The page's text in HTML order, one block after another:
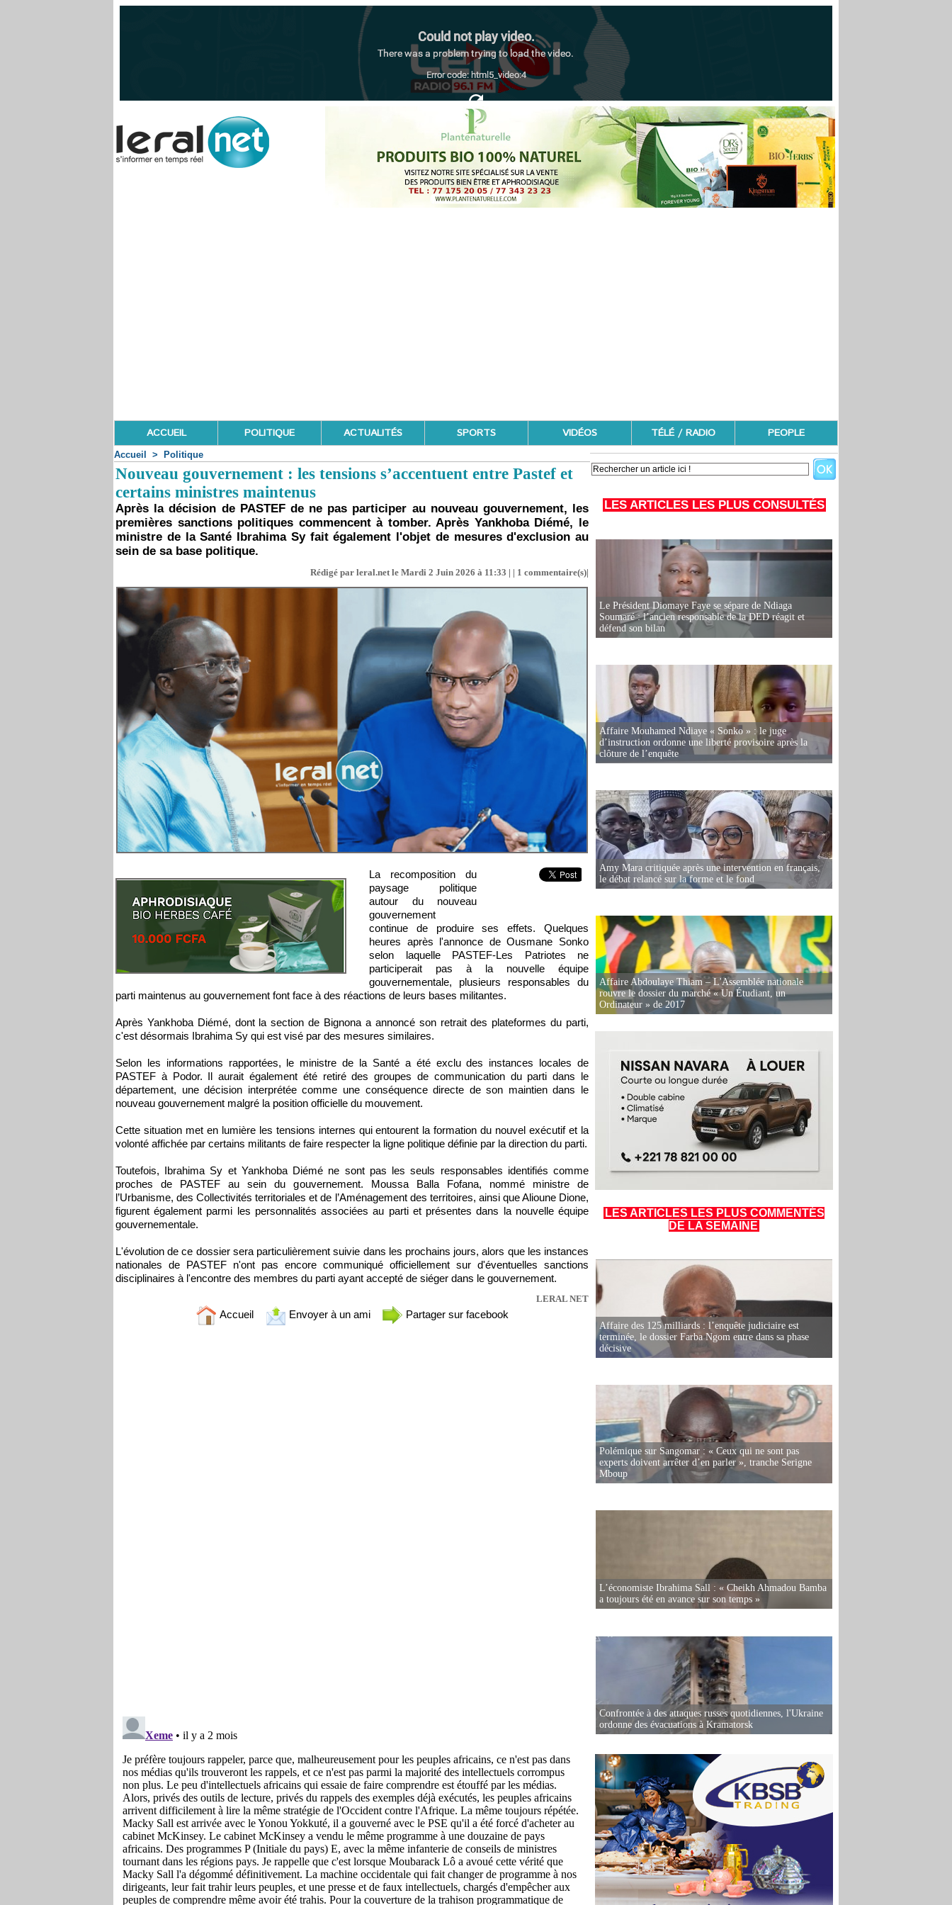
ACCUEIL POLITIQUE ACTUALITÉS SPORTS VIDÉOS TÉLÉ / RADIO PEOPLE
Accueil > Politique
Nouveau gouvernement : les tensions s’accentuent entre Pastef et
certains ministres maintenus
Après la décision de PASTEF de ne pas participer au nouveau gouvernement, les
premières sanctions politiques commencent à tomber. Après Yankhoba Diémé, le
ministre de la Santé Ibrahima Sy fait également l'objet de mesures d'exclusion au
sein de sa base politique.
Rédigé par leral.net le Mardi 2 Juin 2026 à 11:33 | | 1 commentaire(s)|
La recomposition du
paysage politique
autour du nouveau
gouvernement
continue de produire ses effets. Quelques
heures après l'annonce de Ousmane Sonko
selon laquelle PASTEF-Les Patriotes ne
participerait pas à la nouvelle équipe
gouvernementale, plusieurs responsables du
parti maintenus au gouvernement font face à des réactions de leurs bases militantes.
Après Yankhoba Diémé, dont la section de Bignona a annoncé son retrait des plateformes du parti,
c'est désormais Ibrahima Sy qui est visé par des mesures similaires.
Selon les informations rapportées, le ministre de la Santé a été exclu des instances locales de
PASTEF à Podor. Il aurait également été retiré des groupes de communication du parti dans le
département, une décision interprétée comme une conséquence directe de son maintien dans le
nouveau gouvernement malgré la position officielle du mouvement.
Cette situation met en lumière les tensions internes qui entourent la formation du nouvel exécutif et la
volonté affichée par certains militants de faire respecter la ligne politique définie par la direction du parti.
Toutefois, Ibrahima Sy et Yankhoba Diémé ne sont pas les seuls responsables identifiés comme
proches de PASTEF au sein du gouvernement. Moussa Balla Fofana, nommé ministre de
l’Urbanisme, des Collectivités territoriales et de l’Aménagement des territoires, ainsi que Alioune Dione,
figurent également parmi les personnalités associées au parti et présentes dans la nouvelle équipe
gouvernementale.
L'évolution de ce dossier sera particulièrement suivie dans les prochains jours, alors que les instances
nationales de PASTEF n'ont pas encore communiqué officiellement sur d'éventuelles sanctions
disciplinaires à l'encontre des membres du parti ayant accepté de siéger dans le gouvernement.
LERAL NET
Accueil Envoyer à un ami Partager sur facebook
LES ARTICLES LES PLUS CONSULTÉS
Le Président Diomaye Faye se sépare de Ndiaga
Soumaré : l’ancien responsable de la DED réagit et
défend son bilan
Affaire Mouhamed Ndiaye « Sonko » : le juge
d’instruction ordonne une liberté provisoire après la
clôture de l’enquête
Amy Mara critiquée après une intervention en français,
le débat relancé sur la forme et le fond
Affaire Abdoulaye Thiam – L'Assemblée nationale
rouvre le dossier du marché « Un Étudiant, un
Ordinateur » de 2017
LES ARTICLES LES PLUS COMMENTÉS
DE LA SEMAINE
Affaire des 125 milliards : l’enquête judiciaire est
terminée, le dossier Farba Ngom entre dans sa phase
décisive
Polémique sur Sangomar : « Ceux qui ne sont pas
experts doivent arrêter d’en parler », tranche Serigne
Mboup
L’économiste Ibrahima Sall : « Cheikh Ahmadou Bamba
a toujours été en avance sur son temps »
Confrontée à des attaques russes quotidiennes, l'Ukraine
ordonne des évacuations à Kramatorsk